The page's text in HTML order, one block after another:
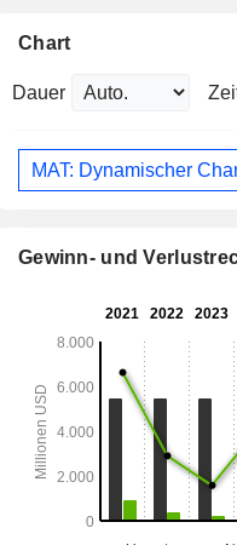
Chart
Dauer
MAT: Dynamischer
Gewinn- und